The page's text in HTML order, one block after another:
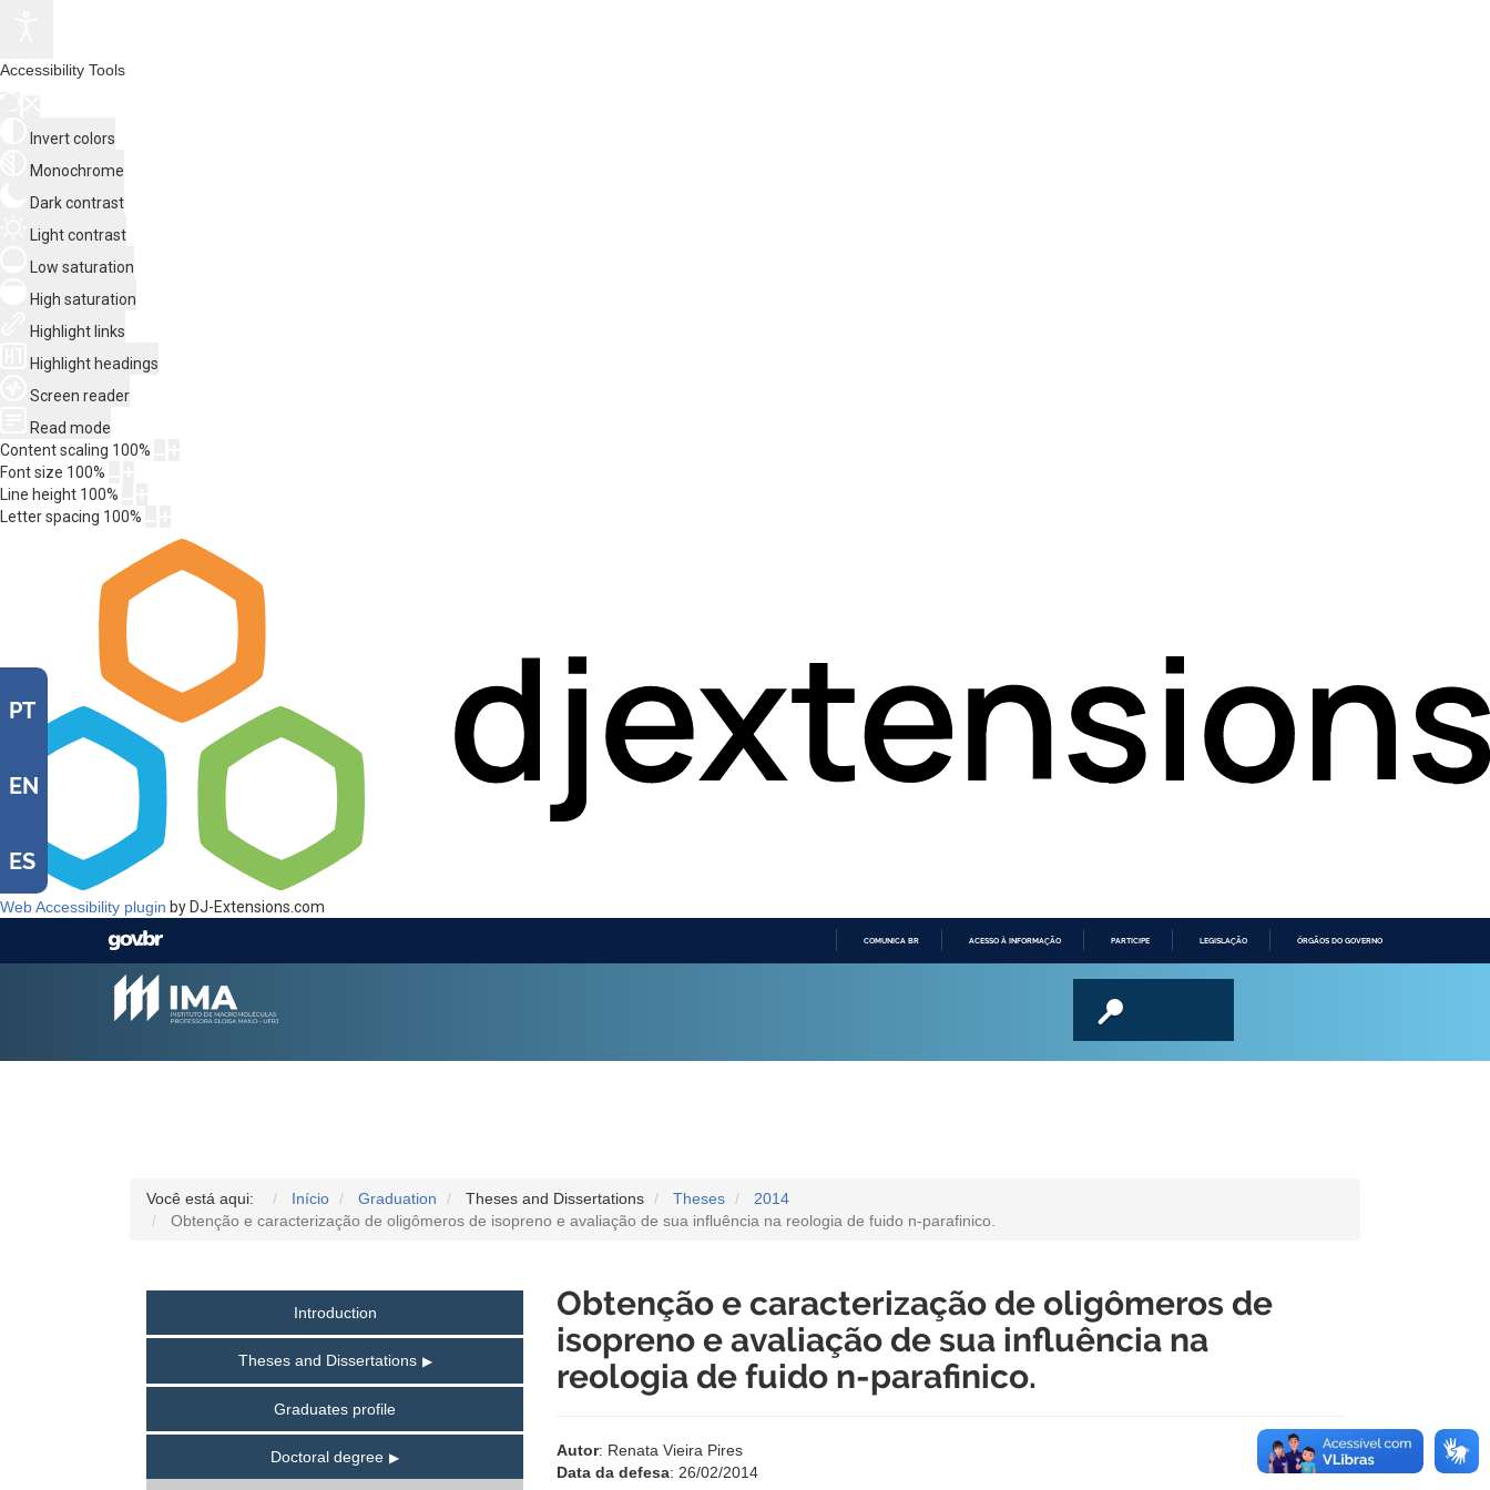
Accessibility Tools
Invert colors
Monochrome
Dark contrast
Light contrast
Low saturation
High saturation
Highlight links
Highlight headings
Screen reader
Read mode
Content scaling 100%
Font size 100%
Line height 100%
Letter spacing 100%
Web Accessibility plugin by DJ-Extensions.com
COMUNICA BR ACESSO À INFORMAÇÃO PARTICIPE LEGISLAÇÃO ÓRGÃOS DO GOVERNO
PT
EN
ES
Você está aqui: Início Graduation Theses and Dissertations Theses
2014
Obtenção e caracterização de oligômeros de isopreno e avaliação de sua influência na reologia de fuido n-parafinico.
Introduction
Theses and Dissertations
Graduates profile
Doctoral degree
Obtenção e caracterização de oligômeros de
isopreno e avaliação de sua influência na
reologia de fuido n-parafinico.
Autor: Renata Vieira Pires
Data da defesa: 26/02/2014